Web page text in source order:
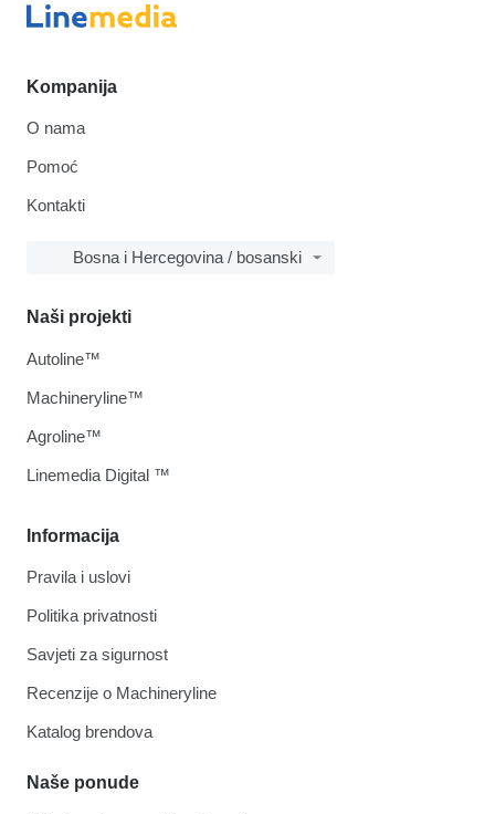
Kompanija
O nama
Pomoć
Kontakti
Bosna i Hercegovina / bosanski
Informacija
Pravila i uslovi
Politika privatnosti
Savjeti za sigurnost
Recenzije o Machineryline
Katalog brendova
Naše ponude
Naši projekti
Autoline™
Machineryline™
Agroline™
Linemedia Digital ™